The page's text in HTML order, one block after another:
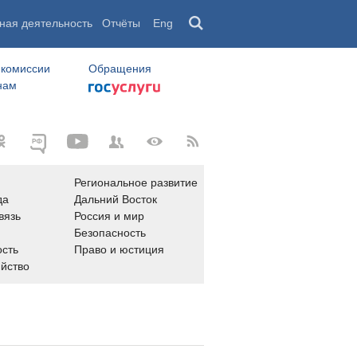
деятельность Отчёты Eng
Обращения
Региональное развитие
Дальний Восток
Россия и мир
Безопасность
Право и юстиция